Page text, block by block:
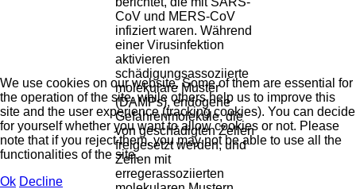
CoV und MERS-CoV
infiziert waren. Während
einer Virusinfektion
aktivieren
schädigungsassoziierte
molekulare Muster
(DAMPs), endogene
Gefahrenmoleküle, die
von geschädigten Zellen
freigesetzt werden, und
Zellen mit
erregerassoziierten
We use cookies on our website. Some of them are essential for
the operation of the site, while others help us to improve this
site and the user experience (tracking cookies). You can decide
for yourself whether you want to allow cookies or not. Please
note that if you reject them, you may not be able to use all the
functionalities of the site.
Ok Decline